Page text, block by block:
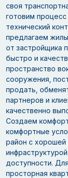
своя
готовим
технический
предлагаем
от застройщика
быстро и
пространство
сооружения,
продать,
партнеров и
качественно
Создаем
комфортные
район с хорошей
доступности.
просторная